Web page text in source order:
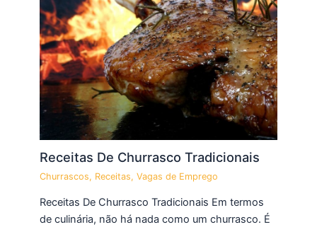
Receitas De Churrasco Tradicionais
Churrascos, Receitas,Vagas de Emprego
Receitas De Churrasco Tradicionais Em termos
de culinária, não há nada como um churrasco. É